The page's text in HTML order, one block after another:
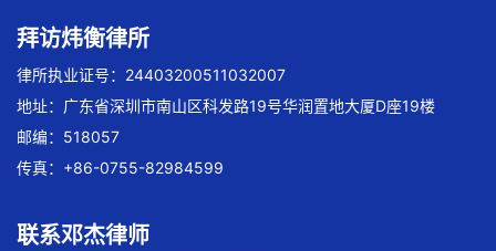
拜访炜衡律所
律所执业证号：24403200511032007
地址：广东省深圳市南山区科发路19号华润置地大厦D座19楼
邮编：518057
传真：+86-0755-82984599
联系邓杰律师